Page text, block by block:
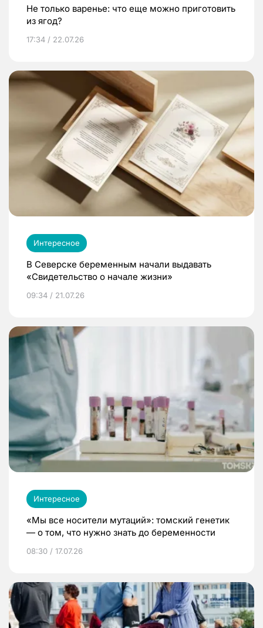
Не только варенье: что еще можно приготовить
из ягод?
17:34 / 22.07.26
Интересное
В Северске беременным начали выдавать
«Свидетельство о начале жизни»
09:34 / 21.07.26
Интересное
«Мы все носители мутаций»: томский генетик
— о том, что нужно знать до беременности
08:30 / 17.07.26